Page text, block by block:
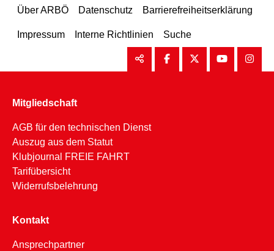
Über ARBÖ Datenschutz Barrierefreiheitserklärung
Impressum Interne Richtlinien Suche
Mitgliedschaft
AGB für den technischen Dienst
Auszug aus dem Statut
Klubjournal FREIE FAHRT
Tarifübersicht
Widerrufsbelehrung
Kontakt
Ansprechpartner